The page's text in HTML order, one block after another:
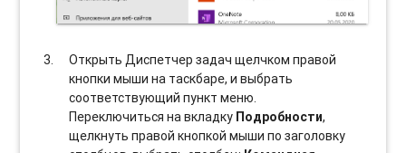
Открыть Диспетчер задач щелчком правой
кнопки мыши на таскбаре, и выбрать
соотвeтствующий пункт меню.
Переключиться на вкладку Подробности,
щелкнуть правой кнопкой мыши по заголовку